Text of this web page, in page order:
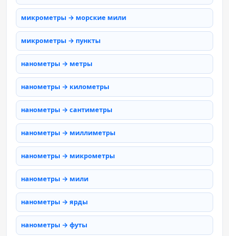
микрометры → морские мили
микрометры → пункты
нанометры → метры
нанометры → километры
нанометры → сантиметры
нанометры → миллиметры
нанометры → микрометры
нанометры → мили
нанометры → ярды
нанометры → футы